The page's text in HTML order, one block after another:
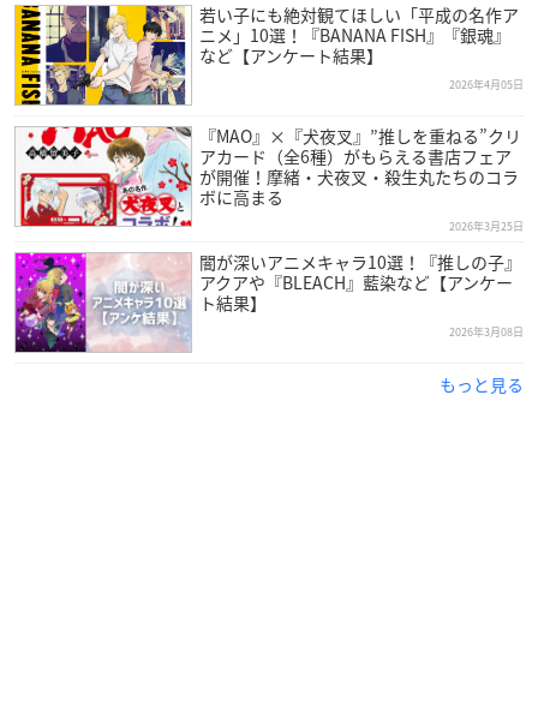
若い子にも絶対観てほしい「平成の名作ア
ニメ」10選！『BANANA FISH』『銀魂』
など【アンケート結果】
2026年4月05日
『MAO』×『犬夜叉』”推しを重ねる”クリ
アカード（全6種）がもらえる書店フェア
が開催！摩緒・犬夜叉・殺生丸たちのコラ
ボに高まる
2026年3月25日
闇が深いアニメキャラ10選！『推しの子』
アクアや『BLEACH』藍染など【アンケー
ト結果】
2026年3月08日
もっと見る